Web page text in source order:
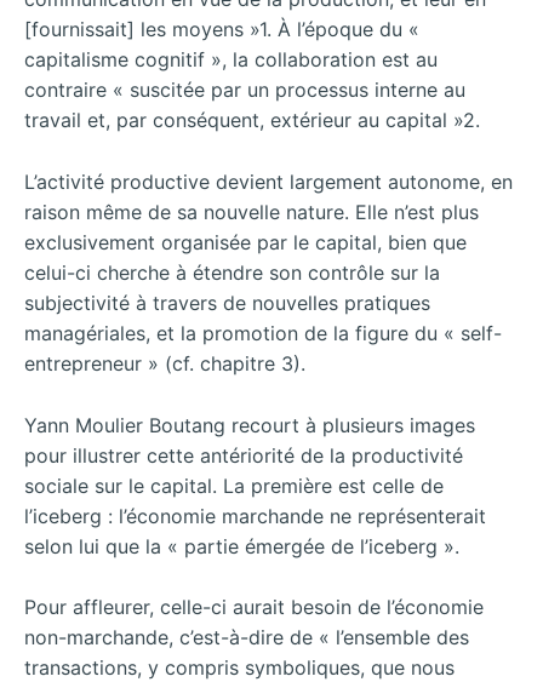
[fournissait] les moyens »1. À l’époque du «
capitalisme cognitif », la collaboration est au
contraire « suscitée par un processus interne au
travail et, par conséquent, extérieur au capital »2.
L’activité productive devient largement autonome, en
raison même de sa nouvelle nature. Elle n’est plus
exclusivement organisée par le capital, bien que
celui-ci cherche à étendre son contrôle sur la
subjectivité à travers de nouvelles pratiques
managériales, et la promotion de la figure du « self-
entrepreneur » (cf. chapitre 3).
Yann Moulier Boutang recourt à plusieurs images
pour illustrer cette antériorité de la productivité
sociale sur le capital. La première est celle de
l’iceberg : l’économie marchande ne représenterait
selon lui que la « partie émergée de l’iceberg ».
Pour affleurer, celle-ci aurait besoin de l’économie
non-marchande, c’est-à-dire de « l’ensemble des
transactions, y compris symboliques, que nous